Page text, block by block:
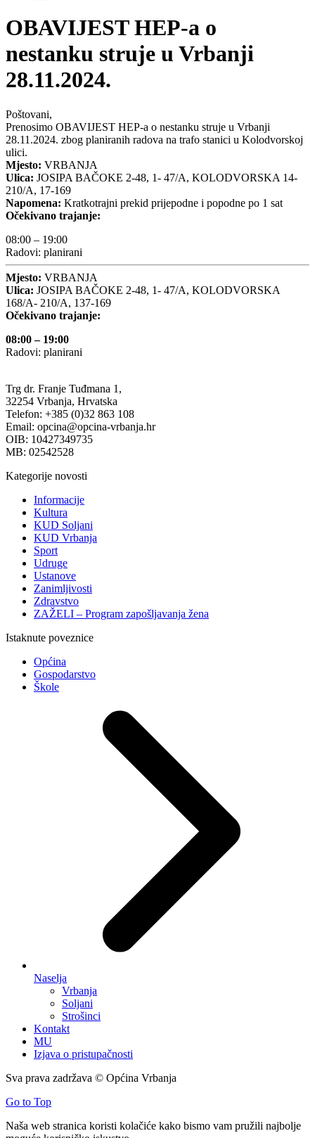
OBAVIJEST HEP-a o
nestanku struje u Vrbanji
28.11.2024.
Poštovani,
Prenosimo OBAVIJEST HEP-a o nestanku struje u Vrbanji
28.11.2024. zbog planiranih radova na trafo stanici u Kolodvorskoj
ulici.
Mjesto: VRBANJA
Ulica: JOSIPA BAČOKE 2-48, 1- 47/A, KOLODVORSKA 14-
210/A, 17-169
Napomena: Kratkotrajni prekid prijepodne i popodne po 1 sat
Očekivano trajanje:
08:00 – 19:00
Radovi: planirani
Mjesto: VRBANJA
Ulica: JOSIPA BAČOKE 2-48, 1- 47/A, KOLODVORSKA
168/A- 210/A, 137-169
Očekivano trajanje:
08:00 – 19:00
Radovi: planirani
Trg dr. Franje Tuđmana 1,
32254 Vrbanja, Hrvatska
Telefon: +385 (0)32 863 108
Email: opcina@opcina-vrbanja.hr
OIB: 10427349735
MB: 02542528
Kategorije novosti
Informacije
Kultura
KUD Soljani
KUD Vrbanja
Sport
Udruge
Ustanove
Zanimljivosti
Zdravstvo
ZAŽELI – Program zapošljavanja žena
Istaknute poveznice
Općina
Gospodarstvo
Škole
Naselja
Vrbanja
Soljani
Strošinci
Kontakt
MU
Izjava o pristupačnosti
Sva prava zadržava © Općina Vrbanja
Go to Top
Naša web stranica koristi kolačiće kako bismo vam pružili najbolje